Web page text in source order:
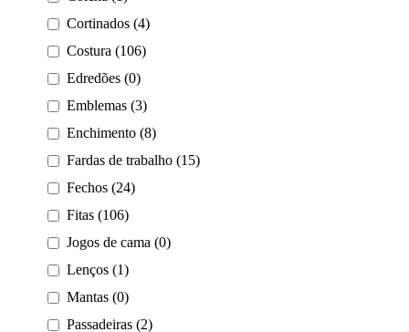
Cortinados (4)
Costura (106)
Edredões (0)
Emblemas (3)
Enchimento (8)
Fardas de trabalho (15)
Fechos (24)
Fitas (106)
Jogos de cama (0)
Lenços (1)
Mantas (0)
Passadeiras (2)